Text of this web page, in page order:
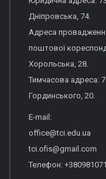
Дніпровська, 74.
Адреса
поштової
Хорольська, 28.
Тимчасова адреса:
Гординського, 20.
E-mail:
office@tci.edu.ua
tci.ofis@gmail.com
Телефон: